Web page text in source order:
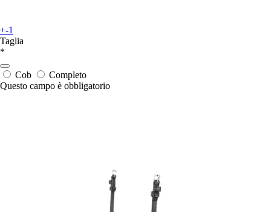
+-1
Taglia
*
Cob
Completo
Questo campo è obbligatorio